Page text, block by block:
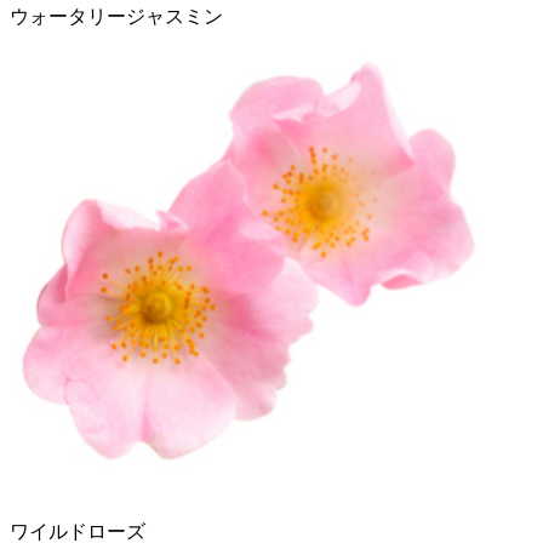
ウォータリージャスミン
ワイルドローズ